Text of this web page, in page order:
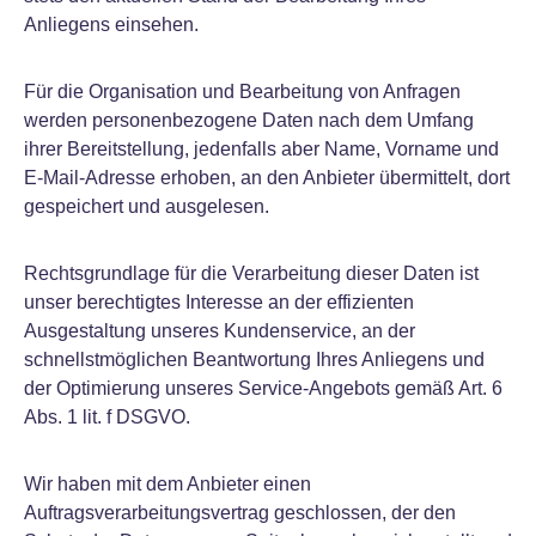
Anliegens einsehen.
Für die Organisation und Bearbeitung von Anfragen
werden personenbezogene Daten nach dem Umfang
ihrer Bereitstellung, jedenfalls aber Name, Vorname und
E-Mail-Adresse erhoben, an den Anbieter übermittelt, dort
gespeichert und ausgelesen.
Rechtsgrundlage für die Verarbeitung dieser Daten ist
unser berechtigtes Interesse an der effizienten
Ausgestaltung unseres Kundenservice, an der
schnellstmöglichen Beantwortung Ihres Anliegens und
der Optimierung unseres Service-Angebots gemäß Art. 6
Abs. 1 lit. f DSGVO.
Wir haben mit dem Anbieter einen
Auftragsverarbeitungsvertrag geschlossen, der den